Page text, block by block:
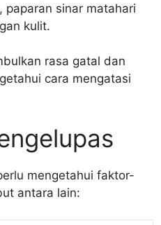
sinar matahari
kulit.
rasa gatal dan
cara mengatasi
mengetahui faktor-
antara lain: